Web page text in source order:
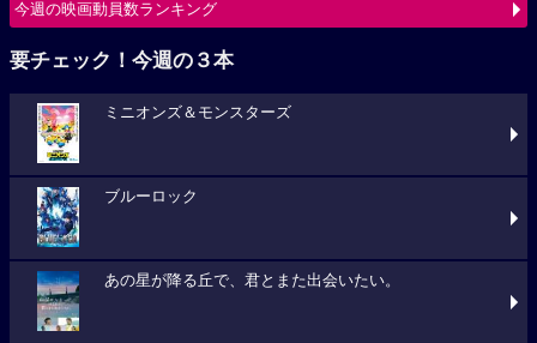
今週の映画動員数ランキング
要チェック！今週の３本
ミニオンズ＆モンスターズ
ブルーロック
あの星が降る丘で、君とまた出会いたい。